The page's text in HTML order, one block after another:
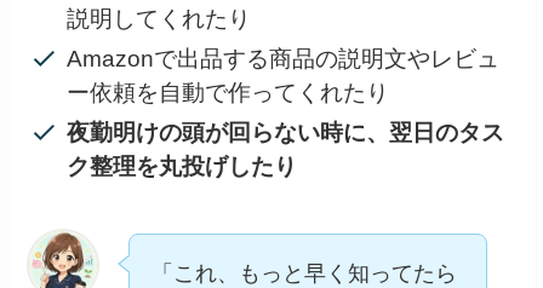
説明してくれたり
Amazonで出品する商品の説明文やレビュ
ー依頼を自動で作ってくれたり
夜勤明けの頭が回らない時に、翌日のタス
ク整理を丸投げしたり
「これ、もっと早く知ってたら